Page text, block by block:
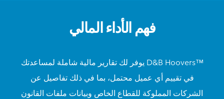
فهم الأداء المالي
™D&B Hoovers يوفر لك تقارير مالية شاملة لمساعدتك
في تقييم أي عميل محتمل، بما في ذلك تفاصيل عن
الشركات المملوكة للقطاع الخاص وبيانات ملفات القانون